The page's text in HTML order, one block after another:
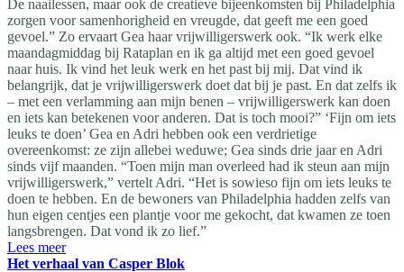
De naailessen, maar ook de creatieve bijeenkomsten bij Philadelphia
zorgen voor samenhorigheid en vreugde, dat geeft me een goed
gevoel.” Zo ervaart Gea haar vrijwilligerswerk ook. “Ik werk elke
maandagmiddag bij Rataplan en ik ga altijd met een goed gevoel
naar huis. Ik vind het leuk werk en het past bij mij. Dat vind ik
belangrijk, dat je vrijwilligerswerk doet dat bij je past. En dat zelfs ik
– met een verlamming aan mijn benen – vrijwilligerswerk kan doen
en iets kan betekenen voor anderen. Dat is toch mooi?” ‘Fijn om iets
leuks te doen’ Gea en Adri hebben ook een verdrietige
overeenkomst: ze zijn allebei weduwe; Gea sinds drie jaar en Adri
sinds vijf maanden. “Toen mijn man overleed had ik steun aan mijn
vrijwilligerswerk,” vertelt Adri. “Het is sowieso fijn om iets leuks te
doen te hebben. En de bewoners van Philadelphia hadden zelfs van
hun eigen centjes een plantje voor me gekocht, dat kwamen ze toen
langsbrengen. Dat vond ik zo lief.”
Lees meer
Het verhaal van Casper Blok